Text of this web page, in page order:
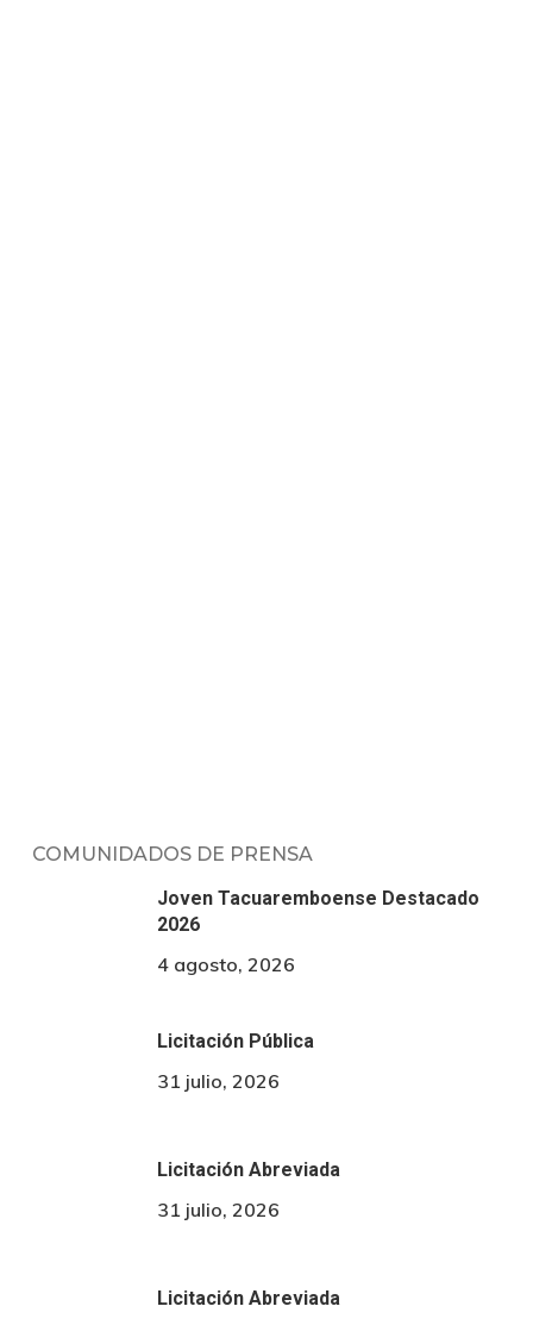
COMUNIDADOS DE PRENSA
Joven Tacuaremboense Destacado
2026
4 agosto, 2026
Licitación Pública
31 julio, 2026
Licitación Abreviada
31 julio, 2026
Licitación Abreviada